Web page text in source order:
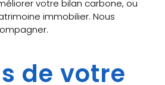
votre bilan carbone, ou
immobilier. Nous
de votre